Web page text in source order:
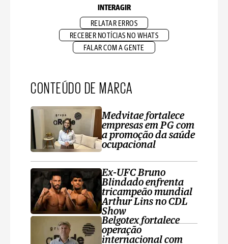
INTERAGIR
RELATAR ERROS
RECEBER NOTÍCIAS NO WHATS
FALAR COM A GENTE
CONTEÚDO DE MARCA
Medvitae fortalece
empresas em PG com
a promoção da saúde
ocupacional
Ex-UFC Bruno
Blindado enfrenta
tricampeão mundial
Arthur Lins no CDL
Show
Belgotex fortalece
operação
internacional com